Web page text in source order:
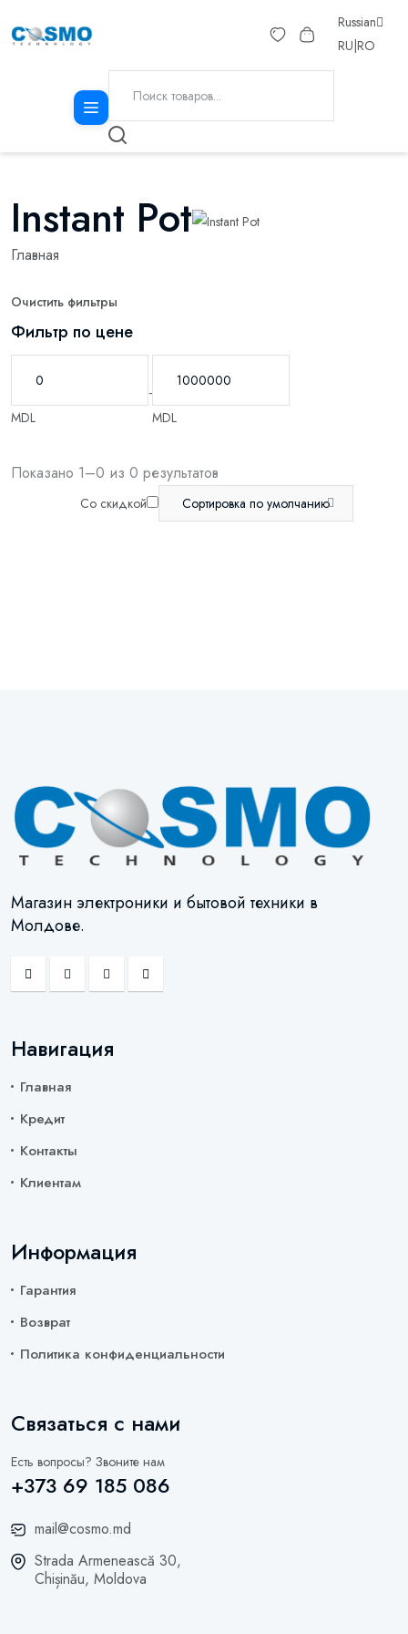
Russian
RU RO
Instant Pot
Главная
Очистить фильтры
Фильтр по цене
MDL
-
MDL
Показано 1–0 из 0 результатов
Со скидкой Сортировка по умолчанию
Магазин электроники и бытовой техники в
Молдове.
Навигация
Главная
Кредит
Контакты
Клиентам
Информация
Гарантия
Возврат
Политика конфиденциальности
Связаться с нами
Есть вопросы? Звоните нам
+373 69 185 086
mail@cosmo.md
Strada Armenească 30,
Chișinău, Moldova